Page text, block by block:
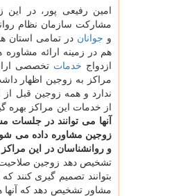
امین رفیعی پور، در این
مشاركت سازمان نظام
و جوانان در تمامی استان
هم در زمینه ارائه
ازدواج خدمات تخصصی
مراكز به زوجین اظهار
ندارد و همه زوجین قبل از
از خدمات این مراكز بهره
آنها می توانند در
زوجین مشاوره داده می
و روانشناسان در این
تشخیص دهد زوجین صلاحیت
بتوانند تصمیم گیری كنند
مشاور تشخیص دهد كه